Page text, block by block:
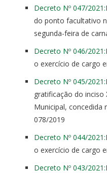
Decreto Nº 047/2021:
do ponto facultativo
segunda-feira de
Decreto Nº 046/2021:
o exercício de cargo
Decreto Nº 045/2021:
gratificação do inciso
Municipal,
078/2019
Decreto Nº 044/2021:
o exercício de cargo
Decreto Nº 043/2021: